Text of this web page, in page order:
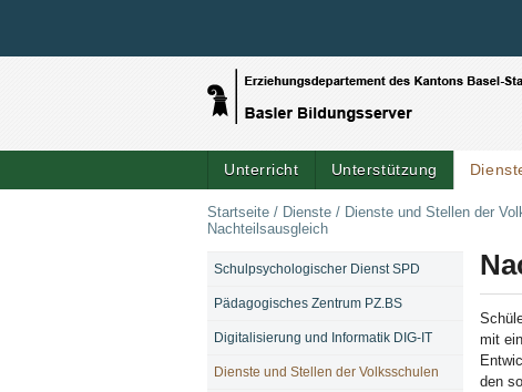
Unterricht Unterstützung
Startseite / Dienste / Dienste und Stellen der
Nachteilsausgleich
mit
den
NAVIGATION
Schulpsychologischer Dienst SPD
Pädagogisches Zentrum PZ.BS
Digitalisierung und Informatik DIG-IT
Dienste und Stellen der Volksschulen